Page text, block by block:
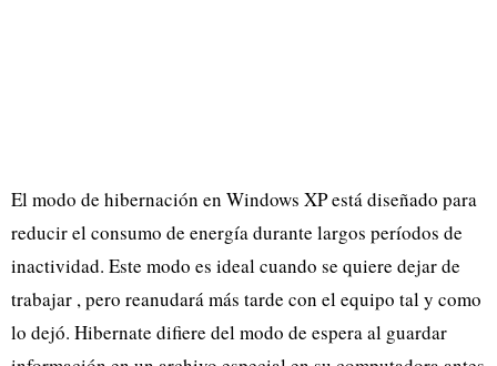
El modo de hibernación en Windows XP está diseñado para
reducir el consumo de energía durante largos períodos de
inactividad. Este modo es ideal cuando se quiere dejar de
trabajar , pero reanudará más tarde con el equipo tal y como
lo dejó. Hibernate difiere del modo de espera al guardar